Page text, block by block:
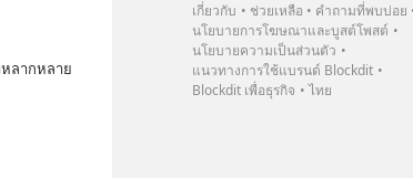
ลากหลาย
เกี่ยวกับ
ช่วยเหลือ
คำถามที่พบบ่อย
นโยบายการโฆษณาและบูสต์โพสต์
นโยบายความเป็นส่วนตัว
แนวทางการใช้แบรนด์ Blockdit
Blockdit เพื่อธุรกิจ
ไทย